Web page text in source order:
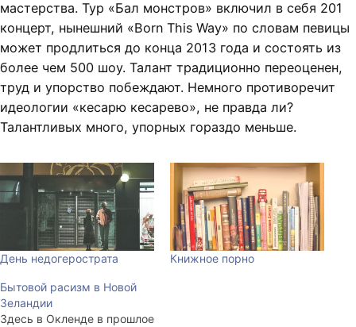
мастерства. Тур «Бал монстров» включил в себя 201
концерт, нынешний «Born This Way» по словам певицы
может продлиться до конца 2013 года и состоять из
более чем 500 шоу. Талант традиционно переоценен,
труд и упорство побеждают. Немного противоречит
идеологии «кесарю кесарево», не правда ли?
Талантливых много, упорных гораздо меньше.
День недогерострата Книжное порно
Бытовой расизм в Новой
Зеландии
Здесь в Окленде в прошлое